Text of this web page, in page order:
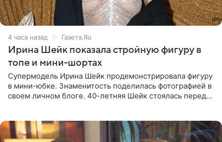
4 часа назад Газета.Ru
Ирина Шейк показала стройную фигуру в
топе и мини-шортах
Супермодель Ирина Шейк продемонстрировала фигуру
в мини-юбке. Знаменитость поделилась фотографией в
своем личном блоге. 40-летняя Шейк стоялась перед